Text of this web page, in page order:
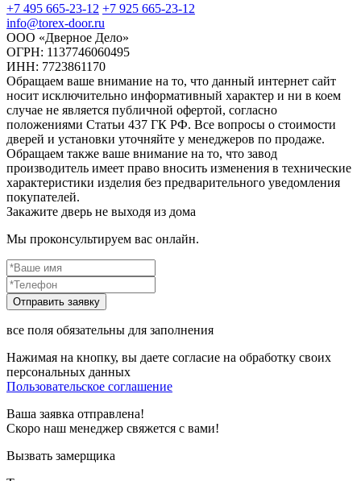
+7 495 665-23-12 +7 925 665-23-12
info@torex-door.ru
ООО «Дверное Дело»
ОГРН: 1137746060495
ИНН: 7723861170
Обращаем ваше внимание на то, что данный интернет сайт
носит исключительно информативный характер и ни в коем
случае не является публичной офертой, согласно
положениями Статьи 437 ГК РФ. Все вопросы о стоимости
дверей и установки уточняйте у менеджеров по продаже.
Обращаем также ваше внимание на то, что завод
производитель имеет право вносить изменения в технические
характеристики изделия без предварительного уведомления
покупателей.
Закажите дверь не выходя из дома
Мы проконсультируем вас онлайн.
все поля обязательны для заполнения
Нажимая на кнопку, вы даете согласие на обработку своих
персональных данных
Пользовательское соглашение
Ваша заявка отправлена!
Скоро наш менеджер свяжется с вами!
Вызвать замерщика